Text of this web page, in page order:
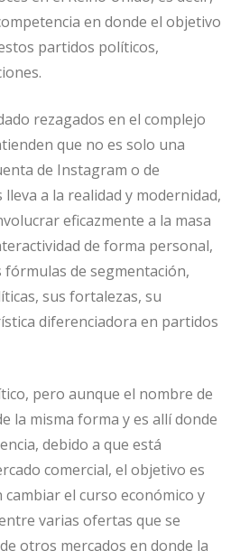
en donde el objetivo
partidos políticos,
rezagados en el complejo
que no es solo una
de Instagram o de
a la realidad y modernidad,
eficazmente a la masa
de forma personal,
de segmentación,
sus fortalezas, su
diferenciadora en partidos
pero aunque el nombre de
la misma forma y es allí donde
debido a que está
comercial, el objetivo es
el curso económico y
varias ofertas que se
otros mercados en donde la